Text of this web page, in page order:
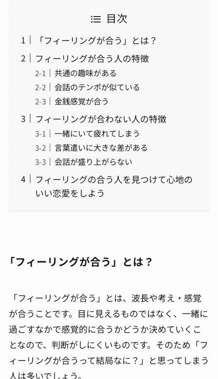
目次
「フィーリングが合う」とは？
フィーリングが合う人の特徴
共通の趣味がある
会話のテンポが似ている
金銭感覚が合う
フィーリングが合わない人の特徴
一緒にいて疲れてしまう
言葉遣いに大きな差がある
会話が盛り上がらない
フィーリングの合う人を見つけて心地の
いい恋愛をしよう
「フィーリングが合う」とは？
「フィーリングが合う」とは、波長や考え・感覚
が合うことです。目に見えるものではなく、一緒に
過ごすなかで感覚的に合うかどうか決めていくこ
となので、判断がしにくいものです。そのため「フ
ィーリングが合うって結局なに？」と思ってしまう
人は多いでしょう。